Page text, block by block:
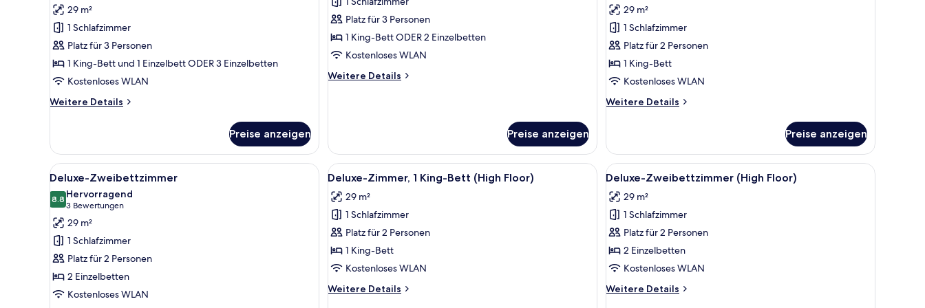
Familien-
Dreibettzimmer
anzeigen
Bewertungen)
29 m²
1 Schlafzimmer
Platz für 3 Personen
1 King-Bett und 1 Einzelbett ODER 3 Einzelbetten
Kostenloses WLAN
Weitere Details
Weitere
Dreibettzimmer
Preise anzeigen
Familien-
Dreibettzimmer
anzeigen
Platz für 3 Personen
1 King-Bett ODER 2 Einzelbetten
Kostenloses WLAN
Weitere Details
Weitere
Preise anzeigen
Deluxe-
Zimmer
anzeigen
Bewertungen)
29 m²
1 Schlafzimmer
Platz für 2 Personen
1 King-Bett
Kostenloses WLAN
Weitere Details
Weitere
Zimmer
Preise anzeigen
Alle
Fotos
für
Deluxe-
Zweibettzimmer
anzeigen
Schreibtisch, laptopgeeigneter Arbeitsplatz, Verdunkelungsvorhänge
10
Deluxe-Zweibettzimmer
8.88.8 von 10
Hervorragend
3 Bewertungen
(3
Bewertungen)
29 m²
1 Schlafzimmer
Platz für 2 Personen
2 Einzelbetten
Kostenloses WLAN
Alle
Fotos
für
Deluxe-
Zimmer,
1 King-
Bett
Floor)
Schreibtisch, laptopgeeigneter Arbeitsplatz, Verdunkelungsvorhänge
14
Deluxe-Zimmer, 1 King-Bett (High Floor)
29 m²
1 Schlafzimmer
Platz für 2 Personen
1 King-Bett
Kostenloses WLAN
Weitere Details
Weitere
Alle
Fotos
für
Deluxe-
Zweibettzimmer
(High
Floor)
Schreibtisch, laptopgeeigneter Arbeitsplatz,
12
Deluxe-Zweibettzimmer (High Floor)
29 m²
1 Schlafzimmer
Platz für 2 Personen
2 Einzelbetten
Kostenloses WLAN
Weitere Details
Weitere